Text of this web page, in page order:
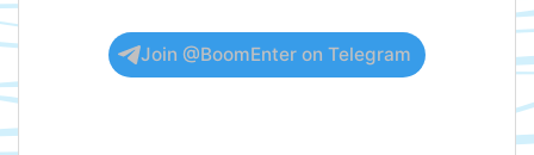
Join @BoomEnter on Telegram